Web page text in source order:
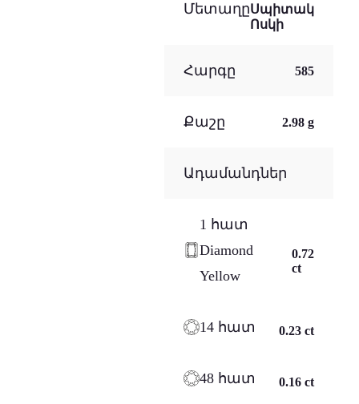
ՄետաղըՍպիտակ
Ոսկի
Հարգը 585
Քաշը 2.98 g
Ադամանդներ
1 հատ
Diamond
Yellow
0.72
ct
14 հատ 0.23 ct
48 հատ 0.16 ct